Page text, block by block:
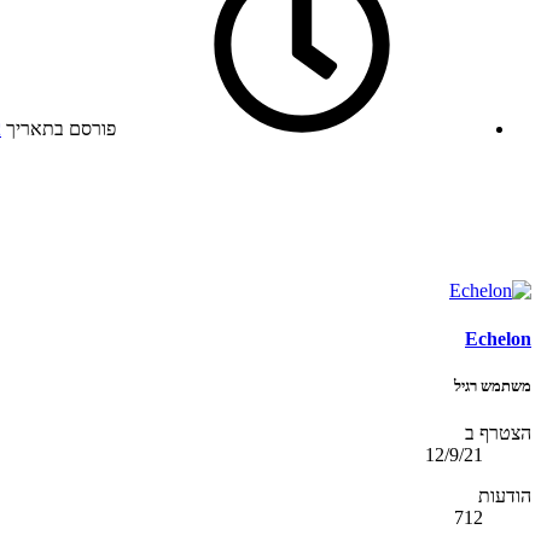
פורסם בתאריך
Echelon
משתמש רגיל
הצטרף ב
12/9/21
הודעות
712